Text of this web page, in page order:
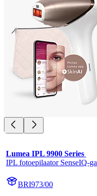
Lumea IPL 9900 Series
IPL fotoepilaator SenseIQ-ga
BRI973/00